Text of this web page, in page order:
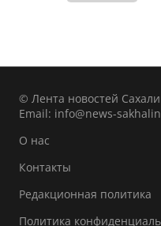
© Лента новостей
Email: info@news-
О нас
Контакты
Редакционная политика
Политика